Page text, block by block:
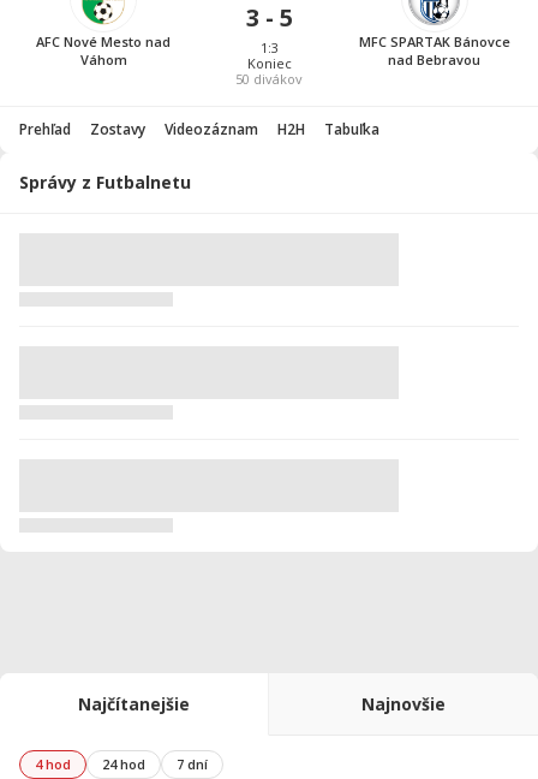
AFC Nové Mesto nad
Váhom
3 - 5
1:3
Koniec
50 divákov
MFC SPARTAK Bánovce
nad Bebravou
Prehľad Zostavy Videozáznam H2H Tabuľka
Správy z Futbalnetu
Najčítanejšie Najnovšie
4 hod 24 hod 7 dní